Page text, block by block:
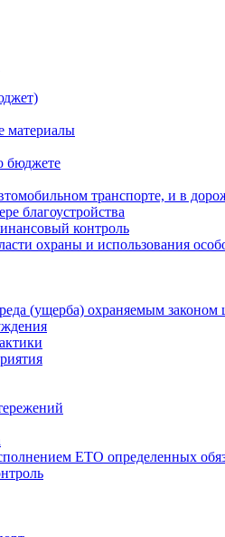
материалы
бюджете
транспорте, и в
благоустройства
контроль
охраны и использования
(ущерба) охраняемым законом
ЕТО определенных